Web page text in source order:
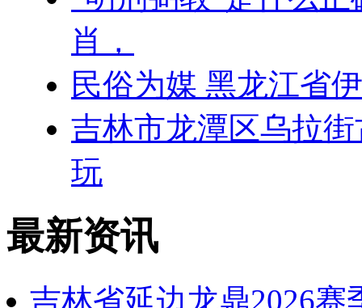
肖，
民俗为媒 黑龙江省
吉林市龙潭区乌拉
玩
最新资讯
吉林省延边龙鼎2026